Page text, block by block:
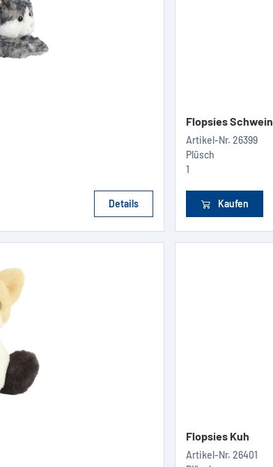
Details
Flopsies Schwein
Artikel-Nr. 26399
Plüsch
1
Kaufen
Flopsies Kuh
Artikel-Nr. 26401